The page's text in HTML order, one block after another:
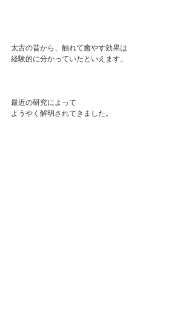
太古の昔から、触れて癒やす効果は
経験的に分かっていたといえます。
最近の研究によって
ようやく解明されてきました。